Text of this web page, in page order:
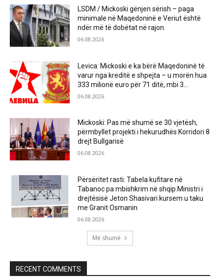
LSDM / Mickoski gënjen sërish – paga
minimale në Maqedoninë e Veriut është
ndër më të dobëtat në rajon.
06.08.2026
Levica: Mickoski e ka bërë Maqedoninë të
varur nga kreditë e shpejta – u morën hua
333 milionë euro për 71 ditë, mbi 3...
06.08.2026
Mickoski: Pas më shumë se 30 vjetësh,
përmbyllet projekti i hekurudhës Korridori 8
drejt Bullgarisë
06.08.2026
Përsëritet rasti: Tabela kufitare në
Tabanoc pa mbishkrim në shqip.Ministri i
drejtësisë Jeton Shasivari kursem u taku
me Granit Osmanin
06.08.2026
Më shumë
RECENT COMMENTS